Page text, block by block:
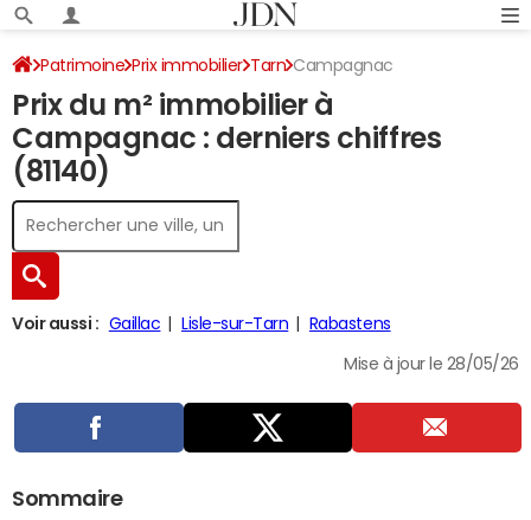
Patrimoine Prix immobilier Tarn Campagnac
Prix du m² immobilier à
Campagnac : derniers chiffres
(81140)
Voir aussi : Gaillac Lisle-sur-Tarn Rabastens
Mise à jour le 28/05/26
Sommaire